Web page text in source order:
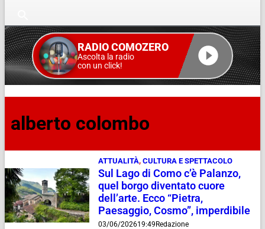
RADIO COMOZERO
Ascolta la radio
con un click!
alberto colombo
ATTUALITÀ, CULTURA E SPETTACOLO
Sul Lago di Como c’è Palanzo,
quel borgo diventato cuore
dell’arte. Ecco “Pietra,
Paesaggio, Cosmo”, imperdibile
03/06/202619:49Redazione